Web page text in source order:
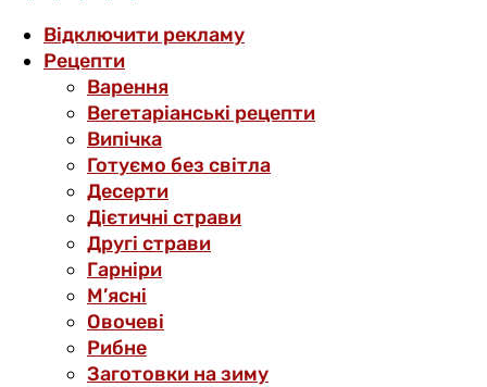
Відключити рекламу
Рецепти
Варення
Вегетаріанські рецепти
Випічка
Готуємо без світла
Десерти
Дієтичні страви
Другі страви
Гарніри
М’ясні
Овочеві
Рибне
Заготовки на зиму